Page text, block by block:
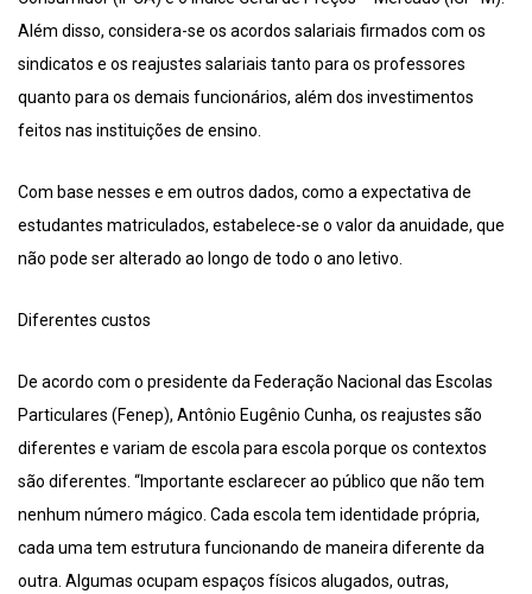
Além disso, considera-se os acordos salariais firmados com os
sindicatos e os reajustes salariais tanto para os professores
quanto para os demais funcionários, além dos investimentos
feitos nas instituições de ensino.
Com base nesses e em outros dados, como a expectativa de
estudantes matriculados, estabelece-se o valor da anuidade, que
não pode ser alterado ao longo de todo o ano letivo.
Diferentes custos
De acordo com o presidente da Federação Nacional das Escolas
Particulares (Fenep), Antônio Eugênio Cunha, os reajustes são
diferentes e variam de escola para escola porque os contextos
são diferentes. “Importante esclarecer ao público que não tem
nenhum número mágico. Cada escola tem identidade própria,
cada uma tem estrutura funcionando de maneira diferente da
outra. Algumas ocupam espaços físicos alugados, outras,